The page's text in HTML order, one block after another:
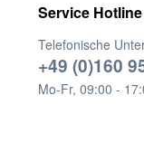
Service Hotline
Telefonische
+49 (0)160
Mo-Fr, 09:00 -